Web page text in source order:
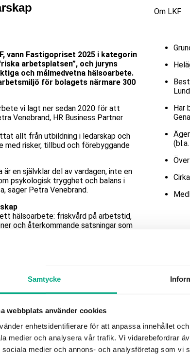
Samtycke
webbplats använder cookies
enhetsidentifierare för att anpassa innehållet
medier och analysera vår trafik. Vi vidarebefordrar
sociala medier och annons- och analysföretag som vi
vann Fastigopriset 2025 i kategorin
arbetsplatsen”, och juryns
och målmedvetna hälsoarbete.
för bolagets närmare 300
vi lagt ner sedan 2020 för att
Venebrand, HR Business Partner
allt från utbildning i ledarskap och
risker, tillbud och förebyggande
en självklar del av vardagen, inte en
psykologisk trygghet och balans i
säger Petra Venebrand.
hälsoarbete: friskvård på arbetstid,
och återkommande satsningar som
och jargong. Under 2024 och
blivit en central del i
Till exempel har
hälsosam arbetsplats ökat
LKF.
– utan att våra medarbetare
en arbetsmiljö där de kan utvecklas.
LKF att det är viktigare än
Om LKF
Har